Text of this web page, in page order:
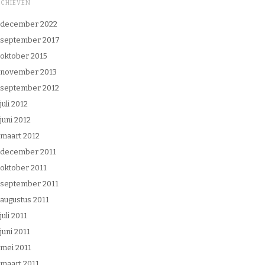
december 2022
september 2017
oktober 2015
november 2013
september 2012
juli 2012
juni 2012
maart 2012
december 2011
oktober 2011
september 2011
augustus 2011
juli 2011
juni 2011
mei 2011